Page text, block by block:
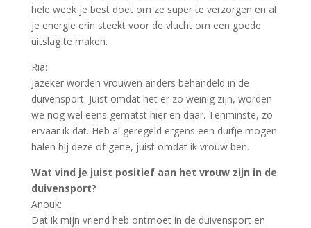
hele week je best doet om ze super te verzorgen en al
je energie erin steekt voor de vlucht om een goede
uitslag te maken.
Ria:
Jazeker worden vrouwen anders behandeld in de
duivensport. Juist omdat het er zo weinig zijn, worden
we nog wel eens gematst hier en daar. Tenminste, zo
ervaar ik dat. Heb al geregeld ergens een duifje mogen
halen bij deze of gene, juist omdat ik vrouw ben.
Wat vind je juist positief aan het vrouw zijn in de
duivensport?
Anouk:
Dat ik mijn vriend heb ontmoet in de duivensport en